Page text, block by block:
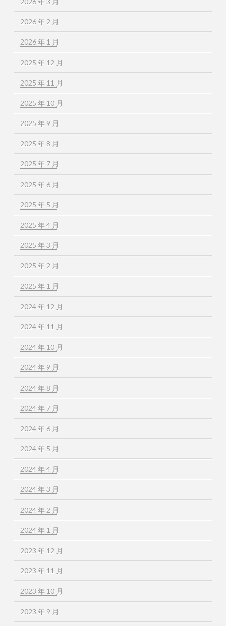
2026 年 2 月
2026 年 1 月
2025 年 12 月
2025 年 11 月
2025 年 10 月
2025 年 9 月
2025 年 8 月
2025 年 7 月
2025 年 6 月
2025 年 5 月
2025 年 4 月
2025 年 3 月
2025 年 2 月
2025 年 1 月
2024 年 12 月
2024 年 11 月
2024 年 10 月
2024 年 9 月
2024 年 8 月
2024 年 7 月
2024 年 6 月
2024 年 5 月
2024 年 4 月
2024 年 3 月
2024 年 2 月
2024 年 1 月
2023 年 12 月
2023 年 11 月
2023 年 10 月
2023 年 9 月